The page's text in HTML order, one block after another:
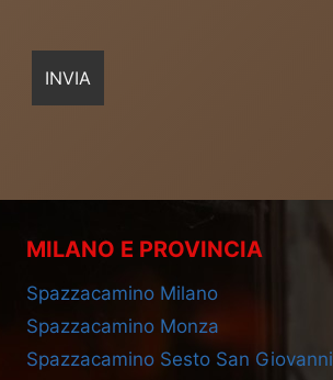
MILANO E PROVINCIA
Spazzacamino Milano
Spazzacamino Monza
Spazzacamino Sesto San Giovanni